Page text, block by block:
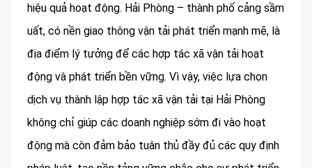
hiệu quả hoạt động. Hải Phòng – thành phố cảng sầm
uất, có nền giao thông vận tải phát triển mạnh mẽ, là
địa điểm lý tưởng để các hợp tác xã vận tải hoạt
động và phát triển bền vững. Vì vậy, việc lựa chọn
dịch vụ thành lập hợp tác xã vận tải tại Hải Phòng
không chỉ giúp các doanh nghiệp sớm đi vào hoạt
động mà còn đảm bảo tuân thủ đầy đủ các quy định